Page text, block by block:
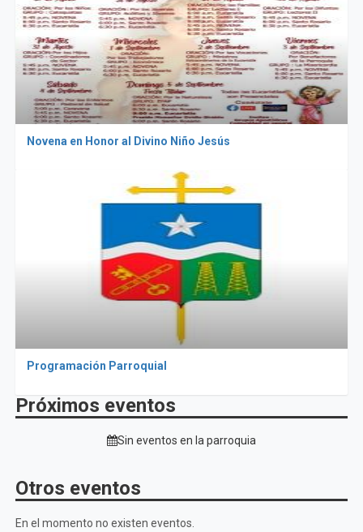
Novena en Honor al Divino Niño Jesús
Programación Parroquial
Próximos eventos
Sin eventos en la parroquia
Otros eventos
En el momento no existen eventos.